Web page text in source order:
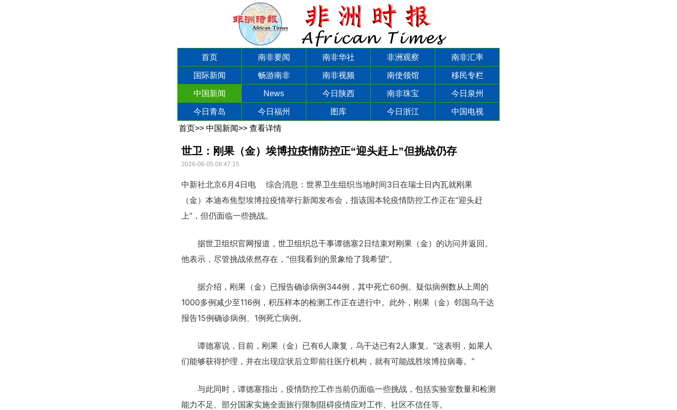
首页 南非要闻 南非华社 非洲观察 南非汇率
国际新闻 畅游南非 南非视频 南使领馆 移民专栏
中国新闻 News 今日陕西 南非珠宝 今日泉州
今日青岛 今日福州 图库 今日浙江
中国电视
首页>> 中国新闻>> 查看详情
世卫：刚果（金）埃博拉疫情防控正“迎头赶上”但挑战仍存
2026-06-05 08:47:15
中新社北京6月4日电 综合消息：世界卫生组织当地时间3日在瑞士日内瓦就刚果
（金）本迪布焦型埃博拉疫情举行新闻发布会，指该国本轮疫情防控工作正在“迎头赶
上”，但仍面临一些挑战。
据世卫组织官网报道，世卫组织总干事谭德塞2日结束对刚果（金）的访问并返回。
他表示，尽管挑战依然存在，“但我看到的景象给了我希望”。
据介绍，刚果（金）已报告确诊病例344例，其中死亡60例。疑似病例数从上周的
1000多例减少至116例，积压样本的检测工作正在进行中。此外，刚果（金）邻国乌干达
报告15例确诊病例、1例死亡病例。
谭德塞说，目前，刚果（金）已有6人康复，乌干达已有2人康复。“这表明，如果人
们能够获得护理，并在出现症状后立即前往医疗机构，就有可能战胜埃博拉病毒。”
与此同时，谭德塞指出，疫情防控工作当前仍面临一些挑战，包括实验室数量和检测
能力不足、部分国家实施全面旅行限制阻碍疫情应对工作、社区不信任等。